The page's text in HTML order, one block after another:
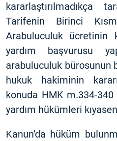
kararlaştırılmadıkça
Tarifenin Birinci
Arabuluculuk ücretinin
yardım başvurusu
arabuluculuk bürosunun
hukuk hakiminin
konuda HMK m.334-
yardım hükümleri
Kanun’da hüküm